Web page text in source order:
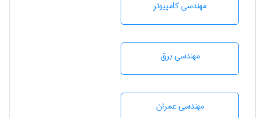
مهندسی كامپيوتر
مهندسی برق
مهندسی عمران